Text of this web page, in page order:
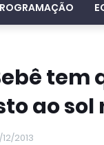
ao sol
2013